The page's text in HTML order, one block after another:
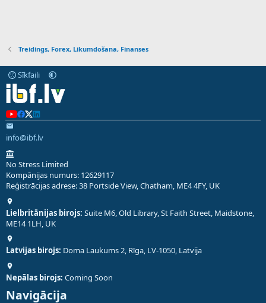
Treidings, Forex, Likumdošana, Finanses
Sīkfaili
info@ibf.lv
No Stress Limited
Kompānijas numurs: 12629117
Reģistrācijas adrese: 38 Portside View, Chatham, ME4 4FY, UK
Lielbritānijas birojs: Suite M6, Old Library, St Faith Street, Maidstone,
ME14 1LH, UK
Latvijas birojs: Doma Laukums 2, Rīga, LV-1050, Latvija
Nepālas birojs: Coming Soon
Navigācija